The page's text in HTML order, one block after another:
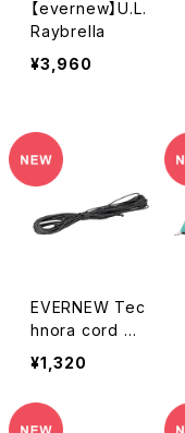
【evernew】U.L.
Raybrella
¥3,960
EVERNEW Tec
hnora cord 0.
7mm 5M
¥1,320